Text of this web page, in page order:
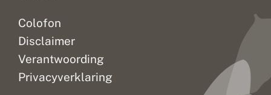
Colofon
Disclaimer
Verantwoording
Privacyverklaring